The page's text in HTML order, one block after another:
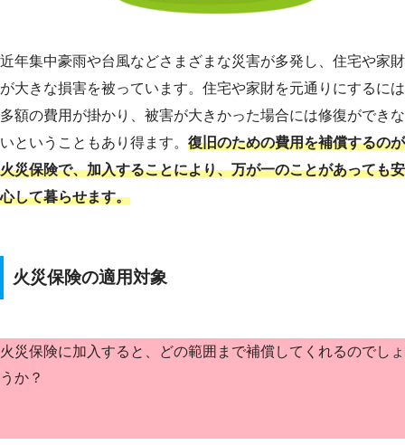
近年集中豪雨や台風などさまざまな災害が多発し、住宅や家財
が大きな損害を被っています。住宅や家財を元通りにするには
多額の費用が掛かり、被害が大きかった場合には修復ができな
いということもあり得ます。 復旧のための費用を補償するのが
火災保険で、加入することにより、万が一のことがあっても安
心して暮らせます。
火災保険の適用対象
火災保険に加入すると、どの範囲まで補償してくれるのでしょ
うか？